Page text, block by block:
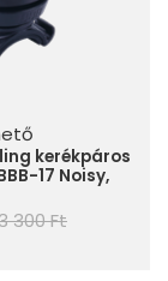
kerékpáros
17 Noisy,
300 Ft